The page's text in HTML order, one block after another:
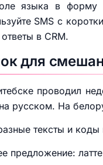
языка в
SMS с
в CRM.
для
проводил
русском. На
тексты и
предложение: